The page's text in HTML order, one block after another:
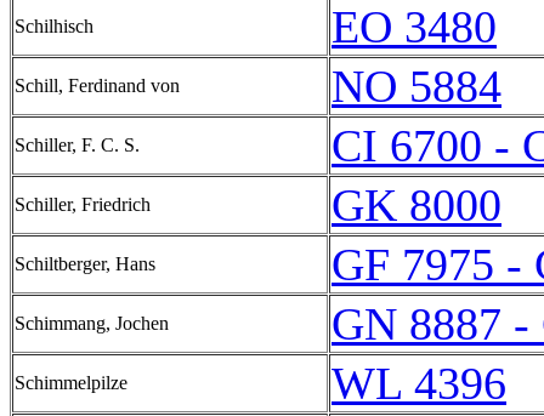
Schilhisch EO 3480
Schill, Ferdinand von NO 5884
Schiller, F. C. S. CI 6700 -
Schiller, Friedrich GK 8000
Schiltberger, Hans GF 7975 -
Schimmang, Jochen GN 8887 -
Schimmelpilze WL 4396